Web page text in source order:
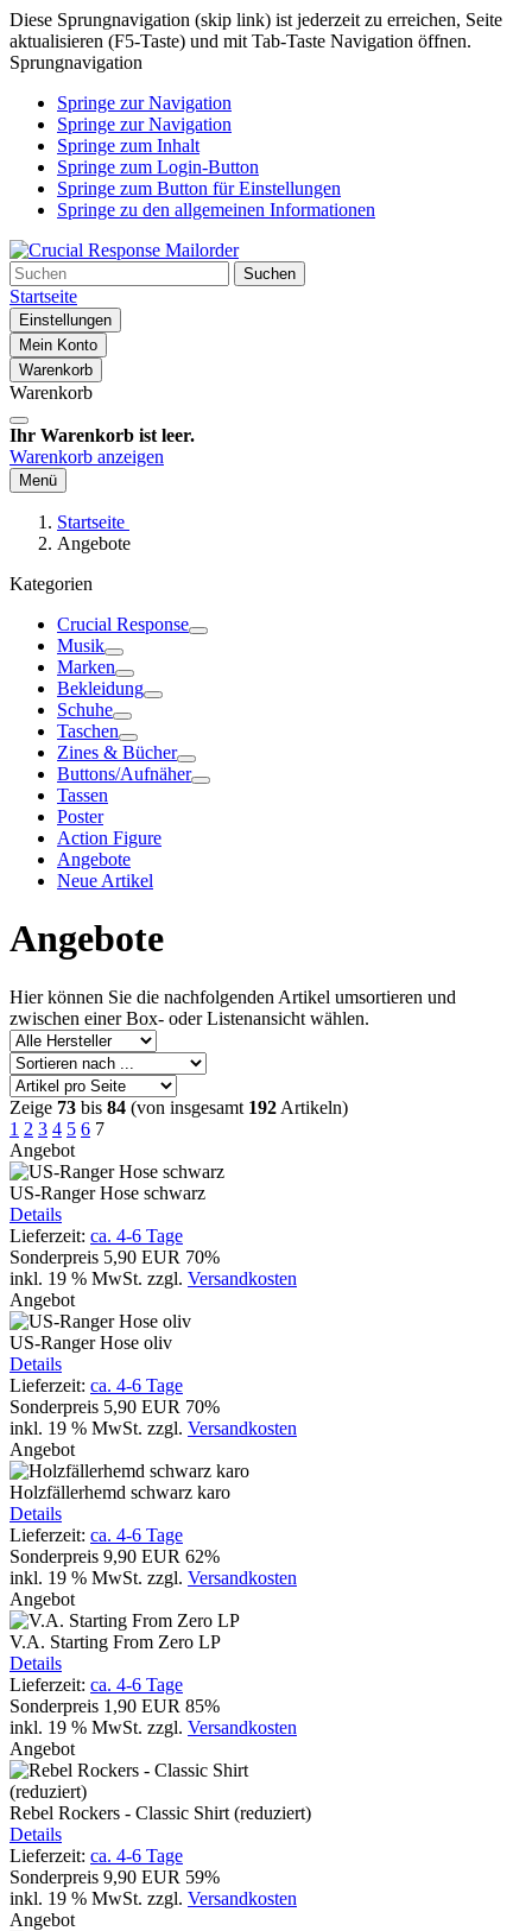
Diese Sprungnavigation (skip link) ist jederzeit zu erreichen, Seite
aktualisieren (F5-Taste) und mit Tab-Taste Navigation öffnen.
Sprungnavigation
Springe zur Navigation
Springe zur Navigation
Springe zum Inhalt
Springe zum Login-Button
Springe zum Button für Einstellungen
Springe zu den allgemeinen Informationen
Suchen
Startseite
Einstellungen
Mein Konto
Warenkorb
Warenkorb
Ihr Warenkorb ist leer.
Warenkorb anzeigen
Menü
Startseite
Angebote
Kategorien
Crucial Response
Musik
Marken
Bekleidung
Schuhe
Taschen
Zines & Bücher
Buttons/Aufnäher
Tassen
Poster
Action Figure
Angebote
Neue Artikel
Angebote
Hier können Sie die nachfolgenden Artikel umsortieren und
zwischen einer Box- oder Listenansicht wählen.
Zeige 73 bis 84 (von insgesamt 192 Artikeln)
1 2 3 4 5 6 7
Angebot
US-Ranger Hose schwarz
Details
Lieferzeit: ca. 4-6 Tage
Sonderpreis 5,90 EUR 70%
inkl. 19 % MwSt. zzgl. Versandkosten
Angebot
US-Ranger Hose oliv
Details
Lieferzeit: ca. 4-6 Tage
Sonderpreis 5,90 EUR 70%
inkl. 19 % MwSt. zzgl. Versandkosten
Angebot
Holzfällerhemd schwarz karo
Details
Lieferzeit: ca. 4-6 Tage
Sonderpreis 9,90 EUR 62%
inkl. 19 % MwSt. zzgl. Versandkosten
Angebot
V.A. Starting From Zero LP
Details
Lieferzeit: ca. 4-6 Tage
Sonderpreis 1,90 EUR 85%
inkl. 19 % MwSt. zzgl. Versandkosten
Angebot
Rebel Rockers - Classic Shirt (reduziert)
Details
Lieferzeit: ca. 4-6 Tage
Sonderpreis 9,90 EUR 59%
inkl. 19 % MwSt. zzgl. Versandkosten
Angebot